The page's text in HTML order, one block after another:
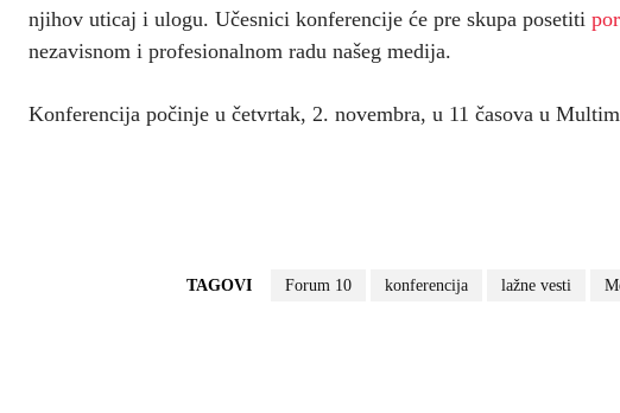
njihov uticaj i ulogu. Učesnici konferencije će pre skupa posetiti
nezavisnom i profesionalnom radu našeg medija.
Konferencija počinje u četvrtak, 2. novembra, u 11 časova u
TAGOVI Forum 10 konferencija lažne vesti